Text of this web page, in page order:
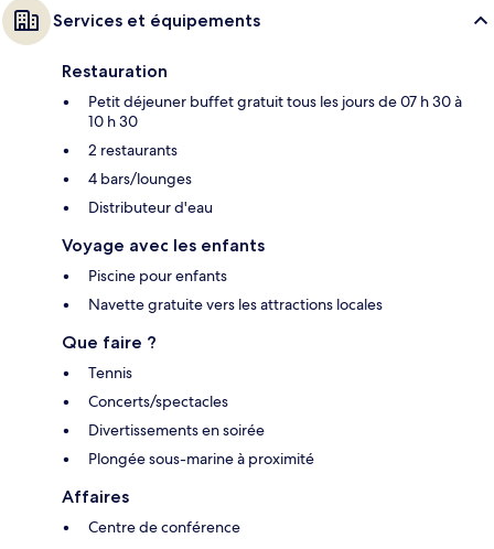
Services et équipements
Restauration
Petit déjeuner buffet gratuit tous les jours de 07 h 30 à
10 h 30
2 restaurants
4 bars/lounges
Distributeur d'eau
Voyage avec les enfants
Piscine pour enfants
Navette gratuite vers les attractions locales
Que faire ?
Tennis
Concerts/spectacles
Divertissements en soirée
Plongée sous-marine à proximité
Affaires
Centre de conférence